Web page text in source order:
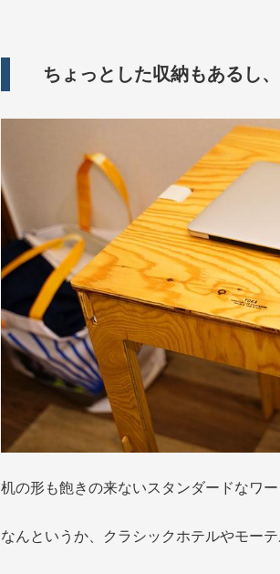
ちょっとした収納もあるし
机の形も飽きの来ないスタンダードなワ
なんというか、クラシックホテルやモー